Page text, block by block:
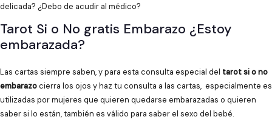
delicada? ¿Debo de acudir al médico?
Tarot Si o No gratis Embarazo ¿Estoy
embarazada?
Las cartas siempre saben, y para esta consulta especial del tarot si o no
embarazocierra los ojos y haz tu consulta a las cartas, especialmente es
utilizadas por mujeres que quieren quedarse embarazadas o quieren
saber si lo están, también es válido para saber el sexo del bebé.